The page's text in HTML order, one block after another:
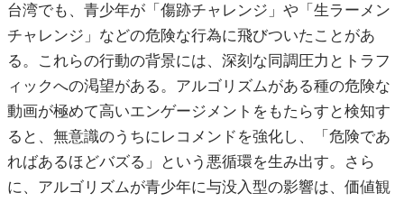
台湾でも、青少年が「傷跡チャレンジ」や「生ラーメン
チャレンジ」などの危険な行為に飛びついたことがあ
る。これらの行動の背景には、深刻な同調圧力とトラフ
ィックへの渇望がある。アルゴリズムがある種の危険な
動画が極めて高いエンゲージメントをもたらすと検知す
ると、無意識のうちにレコメンドを強化し、「危険であ
ればあるほどバズる」という悪循環を生み出す。さら
に、アルゴリズムが青少年に与没入型の影響は、価値観